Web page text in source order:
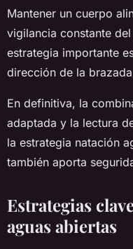
Mantener un cuerpo
vigilancia constante
estrategia importante
dirección de la
En definitiva, la
adaptada y la lectura
la estrategia natación
también aporta
Estrategias
aguas abiertas